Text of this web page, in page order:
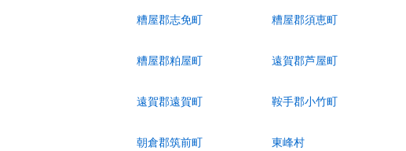
糟屋郡志免町 糟屋郡須恵町
糟屋郡粕屋町 遠賀郡芦屋町
遠賀郡遠賀町 鞍手郡小竹町
朝倉郡筑前町 東峰村